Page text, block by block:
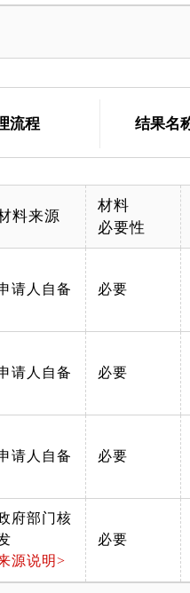
流程 结果名
料来源
材料
必要性
请人自备 必要
请人自备 必要
请人自备 必要
府部门核
源说明>
必要